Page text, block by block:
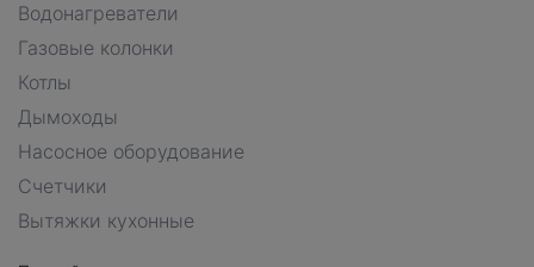
Водонагреватели
Газовые колонки
Котлы
Дымоходы
Насосное оборудование
Счетчики
Вытяжки кухонные